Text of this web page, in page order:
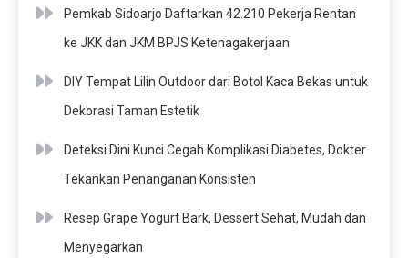
Pemkab Sidoarjo Daftarkan 42.210 Pekerja Rentan
ke JKK dan JKM BPJS Ketenagakerjaan
DIY Tempat Lilin Outdoor dari Botol Kaca Bekas untuk
Dekorasi Taman Estetik
Deteksi Dini Kunci Cegah Komplikasi Diabetes, Dokter
Tekankan Penanganan Konsisten
Resep Grape Yogurt Bark, Dessert Sehat, Mudah dan
Menyegarkan